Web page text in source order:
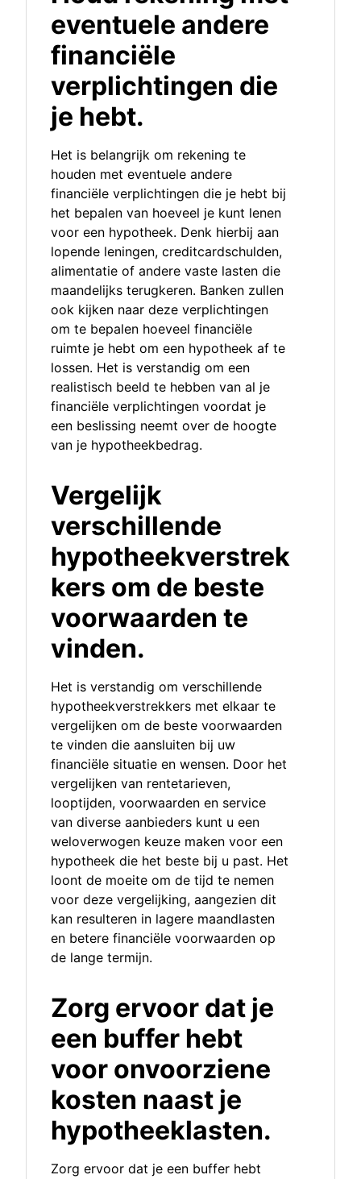
eventuele andere
financiële
verplichtingen die
je hebt.
Het is belangrijk om rekening te
houden met eventuele andere
financiële verplichtingen die je hebt bij
het bepalen van hoeveel je kunt lenen
voor een hypotheek. Denk hierbij aan
lopende leningen, creditcardschulden,
alimentatie of andere vaste lasten die
maandelijks terugkeren. Banken zullen
ook kijken naar deze verplichtingen
om te bepalen hoeveel financiële
ruimte je hebt om een hypotheek af te
lossen. Het is verstandig om een
realistisch beeld te hebben van al je
financiële verplichtingen voordat je
een beslissing neemt over de hoogte
van je hypotheekbedrag.
Vergelijk
verschillende
hypotheekverstrek
kers om de beste
voorwaarden te
vinden.
Het is verstandig om verschillende
hypotheekverstrekkers met elkaar te
vergelijken om de beste voorwaarden
te vinden die aansluiten bij uw
financiële situatie en wensen. Door het
vergelijken van rentetarieven,
looptijden, voorwaarden en service
van diverse aanbieders kunt u een
weloverwogen keuze maken voor een
hypotheek die het beste bij u past. Het
loont de moeite om de tijd te nemen
voor deze vergelijking, aangezien dit
kan resulteren in lagere maandlasten
en betere financiële voorwaarden op
de lange termijn.
Zorg ervoor dat je
een buffer hebt
voor onvoorziene
kosten naast je
hypotheeklasten.
Zorg ervoor dat je een buffer hebt